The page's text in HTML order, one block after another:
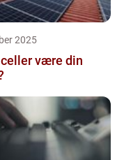
2025
være din